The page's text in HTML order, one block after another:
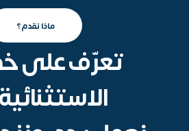
ماذا نقدم؟
تعرّف على